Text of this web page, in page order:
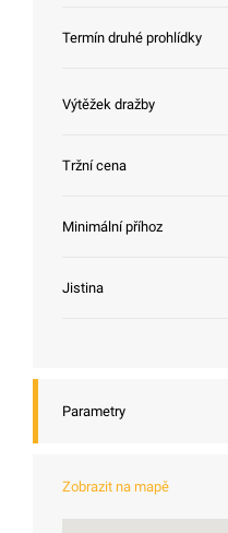
Termín druhé prohlídky
Výtěžek dražby
Tržní cena
Minimální příhoz
Jistina
Parametry
Zobrazit na mapě